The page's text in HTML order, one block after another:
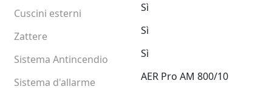
Cuscini esterni
Zattere
Sistema Antincendio
Sistema d'allarme
Sì
Sì
Sì
AER Pro AM 800/10